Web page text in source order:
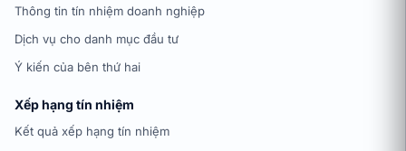
Thông tin tín nhiệm doanh nghiệp
Dịch vụ cho danh mục đầu tư
Ý kiến của bên thứ hai
Xếp hạng tín nhiệm
Kết quả xếp hạng tín nhiệm